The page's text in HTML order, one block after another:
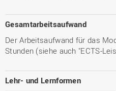
Gesamtarbeitsaufwand
Der Arbeitsaufwand für das
Stunden (siehe auch "ECTS-
Lehr- und Lernformen